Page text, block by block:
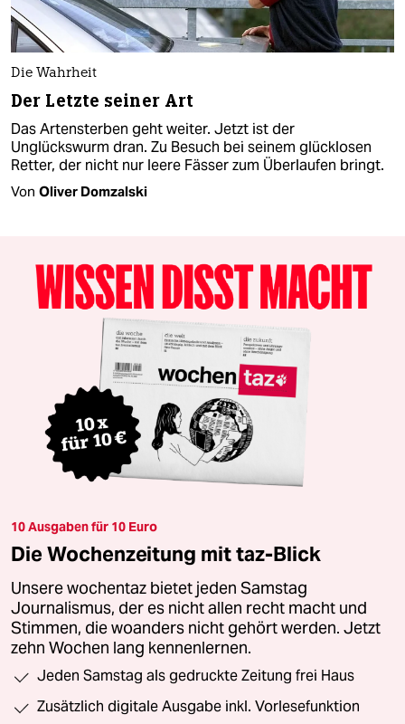
Die Wahrheit
Der Letzte seiner Art
Das Artensterben geht weiter. Jetzt ist der
Unglückswurm dran. Zu Besuch bei seinem glücklosen
Retter, der nicht nur leere Fässer zum Überlaufen bringt.
Von Oliver Domzalski
10 Ausgaben für 10 Euro
Die Wochenzeitung mit taz-Blick
Unsere wochentaz bietet jeden Samstag
Journalismus, der es nicht allen recht macht und
Stimmen, die woanders nicht gehört werden. Jetzt
zehn Wochen lang kennenlernen.
Jeden Samstag als gedruckte Zeitung frei Haus
Zusätzlich digitale Ausgabe inkl. Vorlesefunktion